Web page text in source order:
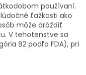
používaní.
ťažkosti ako
môže dráždiť
V tehotenstve sa
B2 podľa FDA), pri